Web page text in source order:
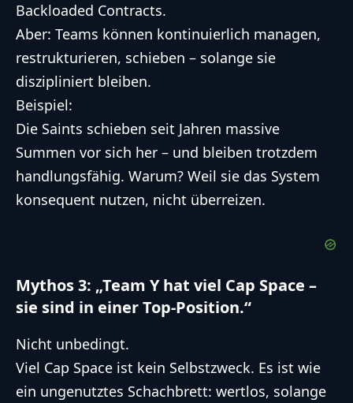
Backloaded Contracts.
Aber: Teams können kontinuierlich managen,
restrukturieren, schieben – solange sie
diszipliniert bleiben.
Beispiel:
Die Saints schieben seit Jahren massive
Summen vor sich her – und bleiben trotzdem
handlungsfähig. Warum? Weil sie das System
konsequent nutzen, nicht überreizen.
Mythos 3: „Team Y hat viel Cap Space –
sie sind in einer Top-Position.“
Nicht unbedingt.
Viel Cap Space ist kein Selbstzweck. Es ist wie
ein ungenutztes Schachbrett: wertlos, solange